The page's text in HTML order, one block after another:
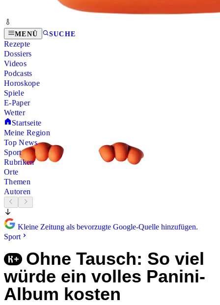
MENÜ SUCHE
Rezepte
Dossiers
Videos
Podcasts
Horoskope
Spiele
E-Paper
Wetter
Startseite
Meine Region
Top News
Sport
Rubriken
Orte
Themen
Autoren
Kleine Zeitung als bevorzugte Google-Quelle hinzufügen.
Sport
Ohne Tausch: So viel
würde ein volles Panini-
Album kosten